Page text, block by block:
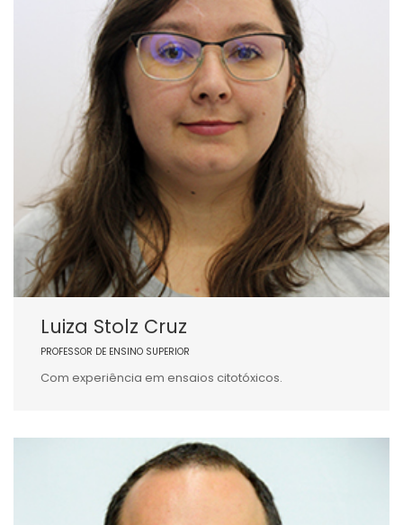
Luiza Stolz Cruz
PROFESSOR DE ENSINO SUPERIOR
Com experiência em ensaios citotóxicos.